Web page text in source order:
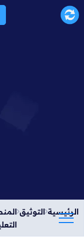
الرئيسية التوثيق